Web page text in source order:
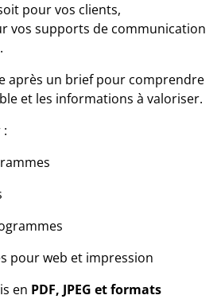
pour vos clients,
vos supports de communication
après un brief pour comprendre
et les informations à valoriser.
pour web et impression
en PDF, JPEG et formats